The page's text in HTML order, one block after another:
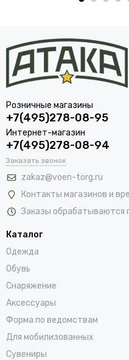
Розничные магазины
+7(495)278-08-95
Интернет-магазин
+7(495)278-08-94
Заказать звонок
zakaz@voen-torg.ru
Контакты магазинов и
Заказы обрабатываются
Каталог
Одежда
Обувь
Снаряжение
Аксессуары
Форма по ведомствам
Для мобилизованных
Сувениры